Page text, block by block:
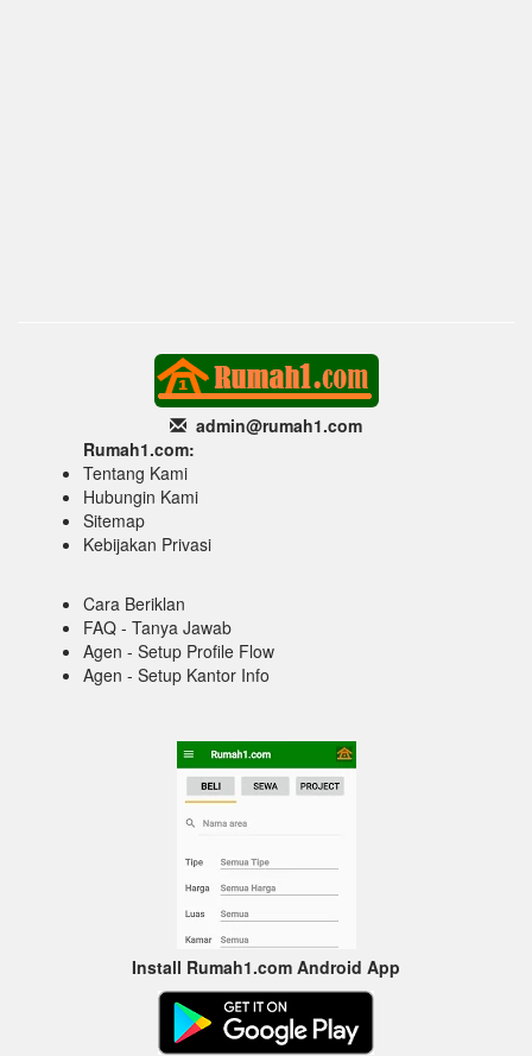
admin@rumah1.com
Rumah1.com:
Tentang Kami
Hubungin Kami
Sitemap
Kebijakan Privasi
Cara Beriklan
FAQ - Tanya Jawab
Agen - Setup Profile Flow
Agen - Setup Kantor Info
Install Rumah1.com Android App